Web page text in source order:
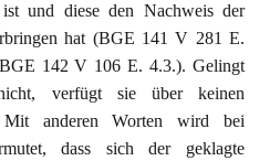
ist und diese den Nachweis der
hat (BGE 141 V 281 E.
142 V 106 E. 4.3.). Gelingt
verfügt sie über keinen
Mit anderen Worten wird bei
dass sich der geklagte